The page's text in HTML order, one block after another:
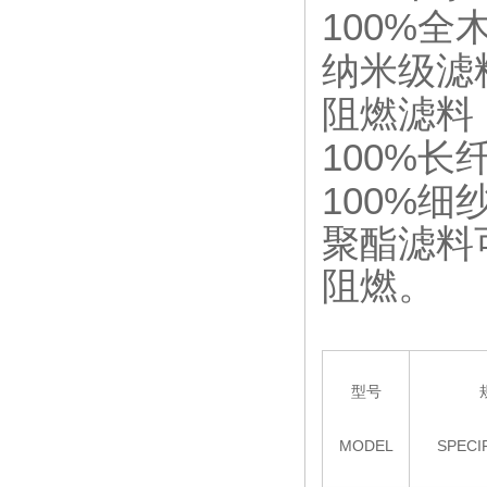
100%全
纳米级滤
阻燃滤料
100%长
100%细
聚酯滤料
阻燃。
型号
MODEL